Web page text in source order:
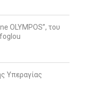
OLYMPOS”, του
Υπεραγίας